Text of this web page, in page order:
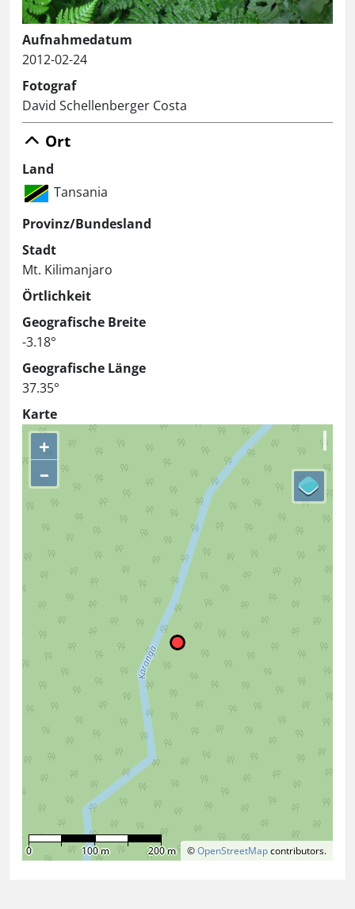
Aufnahmedatum
2012-02-24
Fotograf
David Schellenberger Costa
Ort
Land
Tansania
Provinz/Bundesland
Stadt
Mt. Kilimanjaro
Örtlichkeit
Geografische Breite
-3.18°
Geografische Länge
37.35°
Karte
+
–
©OpenStreetMapcontributors.
0 100 m 200 m